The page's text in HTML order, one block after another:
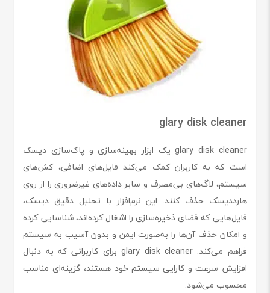
glary disk cleaner
glary disk cleaner یک ابزار بهینه‌سازی و پاک‌سازی دیسک
است که به کاربران کمک می‌کند فایل‌های اضافی، کش‌های
سیستم، لاگ‌های بی‌مصرف و سایر داده‌های غیرضروری را از روی
هارددیسک حذف کنند. این نرم‌افزار با تحلیل دقیق دیسک،
فایل‌هایی که فضای ذخیره‌سازی را اشغال کرده‌اند، شناسایی کرده
و امکان حذف آن‌ها را به‌صورت ایمن و بدون آسیب به سیستم
فراهم می‌کند. glary disk cleaner برای کاربرانی که به دنبال
افزایش سرعت و کارایی سیستم خود هستند، گزینه‌ای مناسب
محسوب می‌شود.